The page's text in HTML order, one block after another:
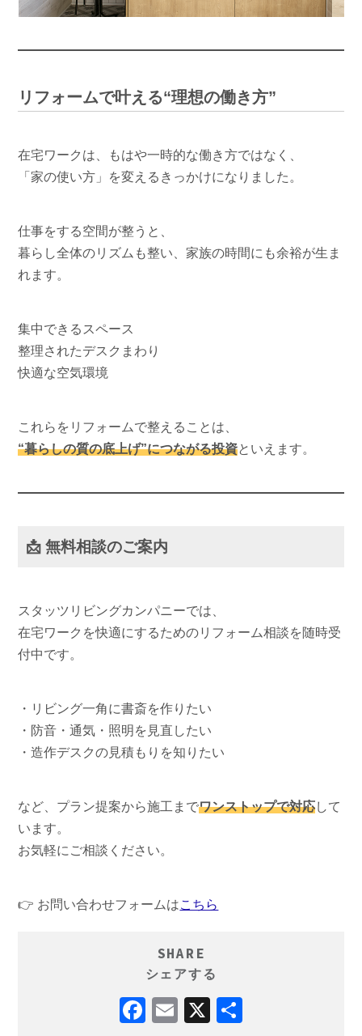
リフォームで叶える“理想の働き方”
在宅ワークは、もはや一時的な働き方ではなく、
「家の使い方」を変えるきっかけになりました。
仕事をする空間が整うと、
暮らし全体のリズムも整い、家族の時間にも余裕が生ま
れます。
集中できるスペース
整理されたデスクまわり
快適な空気環境
これらをリフォームで整えることは、
“暮らしの質の底上げ”につながる投資といえます。
📩 無料相談のご案内
スタッツリビングカンパニーでは、
在宅ワークを快適にするためのリフォーム相談を随時受
付中です。
・リビング一角に書斎を作りたい
・防音・通気・照明を見直したい
・造作デスクの見積もりを知りたい
など、プラン提案から施工までワンストップで対応して
います。
お気軽にご相談ください。
👉 お問い合わせフォームはこちら
SHARE
シェアする